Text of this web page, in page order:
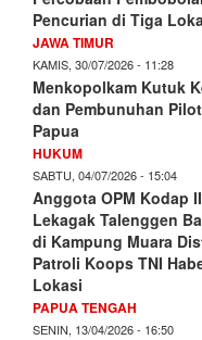
Pencurian di Tiga
JAWA TIMUR
KAMIS, 30/07/2026 - 11:28
Menkopolkam Kutuk
dan Pembunuhan
Papua
HUKUM
SABTU, 04/07/2026 - 15:04
Anggota OPM Kodap
Lekagak Talenggen
di Kampung Muara
Patroli Koops TNI
Lokasi
PAPUA TENGAH
SENIN, 13/04/2026 - 16:50